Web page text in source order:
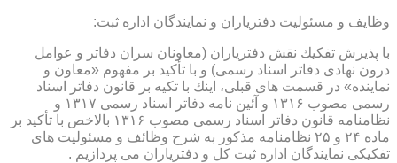
وظایف و مسئولیت دفتریاران و نمایندگان اداره ثبت:
با پذیرش تفكیك نقش دفتریاران (معاونان سران دفاتر و عوامل
درون نهادی دفاتر اسناد رسمی) و با تأكید بر مفهوم «معاون و
نماینده» در قسمت های قبلی، اینك با تكیه بر قانون دفاتر اسناد
رسمی مصوب ۱۳۱۶ و آئین نامه دفاتر اسناد رسمی ۱۳۱۷ و
نظامنامه قانون دفاتر اسناد رسمی مصوب ۱۳۱۶ بالاخص با تأكید بر
ماده ۲۴ و ۲۵ نظامنامه مذكور به شرح وظائف و مسئولیت های
تفكیكی نمایندگان اداره ثبت كل و دفتریاران می پردازیم .